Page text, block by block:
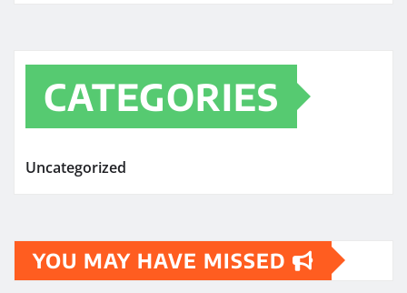
CATEGORIES
Uncategorized
YOU MAY HAVE MISSED